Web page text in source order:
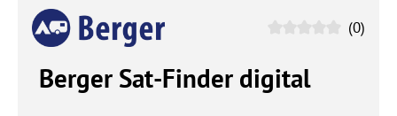
(0)
Berger Sat-Finder digital